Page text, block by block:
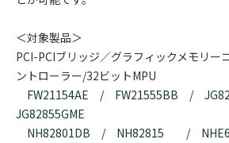
＜対象製品＞
PCI-PCIブリッジ／グラフィックメモリー
ントローラー/32ビットMPU
FW21154AE / FW21555BB /
JG82855GME
NH82801DB / NH82815 /